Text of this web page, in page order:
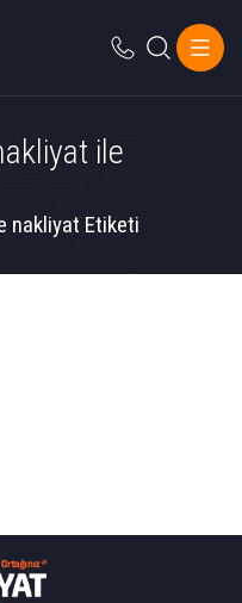
ile
nakliyat Etiketi